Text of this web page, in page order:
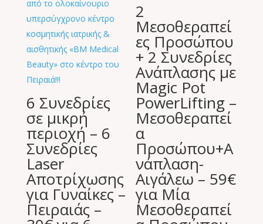
6 Συνεδρίες
σε μικρή
περιοχή – 6
Συνεδρίες
Laser
Αποτρίχωσης
για Γυναίκες –
Πειραιάς –
2
Μεσοθεραπεί
ες Προσώπου
+ 2 Συνεδρίες
Ανάπλασης με
Magic Pot
PowerLifting –
Μεσοθεραπεί
α
Προσώπου+Α
νάπλαση-
Αιγάλεω – 59€
για Μία
Μεσοθεραπεί